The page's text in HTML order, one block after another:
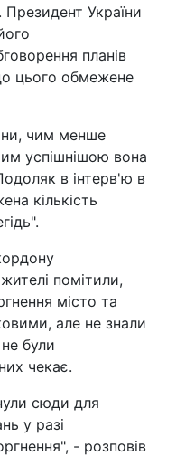
Президент України
планів
цього обмежене
чим менше
успішнішою вона
в інтерв'ю в
кількість
помітили,
місто та
але не знали
були
чекає.
сюди для
у разі
- розповів